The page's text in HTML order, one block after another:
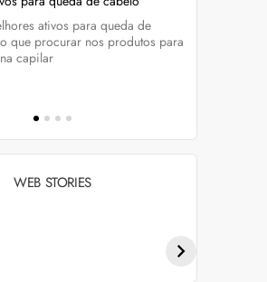
ativos para queda de
que procurar nos produtos para
capilar
WEB STORIES
para 2026